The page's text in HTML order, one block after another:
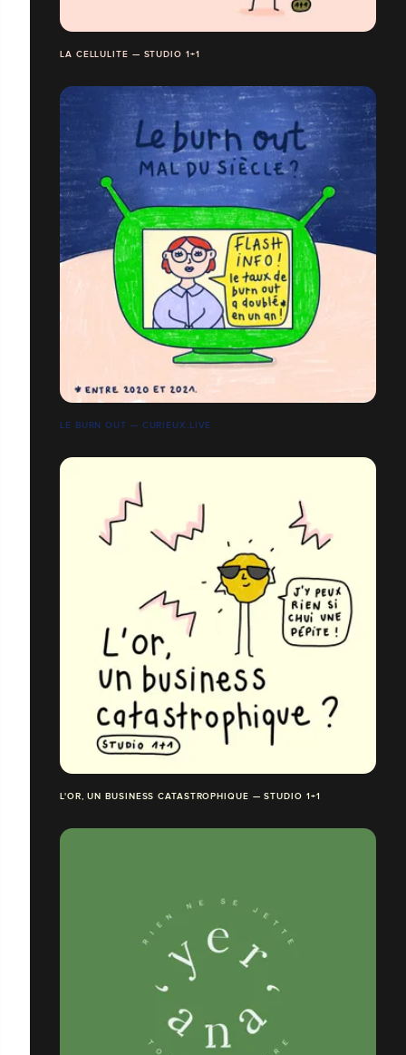
LA CELLULITE — STUDIO 1+1
LE BURN OUT — CURIEUX.LIVE
L'OR, UN BUSINESS CATASTROPHIQUE — STUDIO 1+1